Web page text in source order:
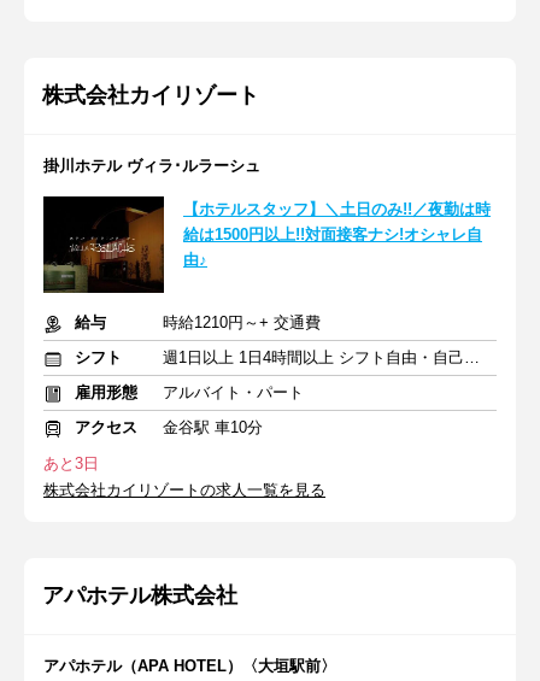
株式会社カイリゾート
掛川ホテル ヴィラ･ルラーシュ
【ホテルスタッフ】＼土日のみ!!／夜勤は時
給は1500円以上!!対面接客ナシ!オシャレ自
由♪
給与
時給1210円～+ 交通費
シフト
週1日以上 1日4時間以上 シフト自由・自己申告
雇用形態
アルバイト・パート
アクセス
金谷駅 車10分
あと3日
株式会社カイリゾートの求人一覧を見る
アパホテル株式会社
アパホテル（APA HOTEL）〈大垣駅前〉